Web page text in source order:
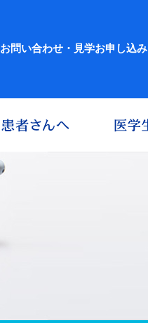
お問い合わせ・見学お申し込み
第二内科紹介 臨床と研究